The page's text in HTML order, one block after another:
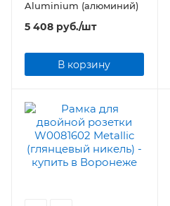
Aluminium (алюминий)
5 408 руб./шт
В корзину